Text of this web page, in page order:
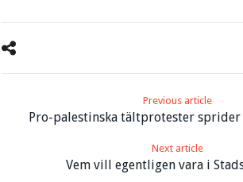
Previous article
Pro-palestinska tältprotester
Next article
Vem vill egentligen vara i